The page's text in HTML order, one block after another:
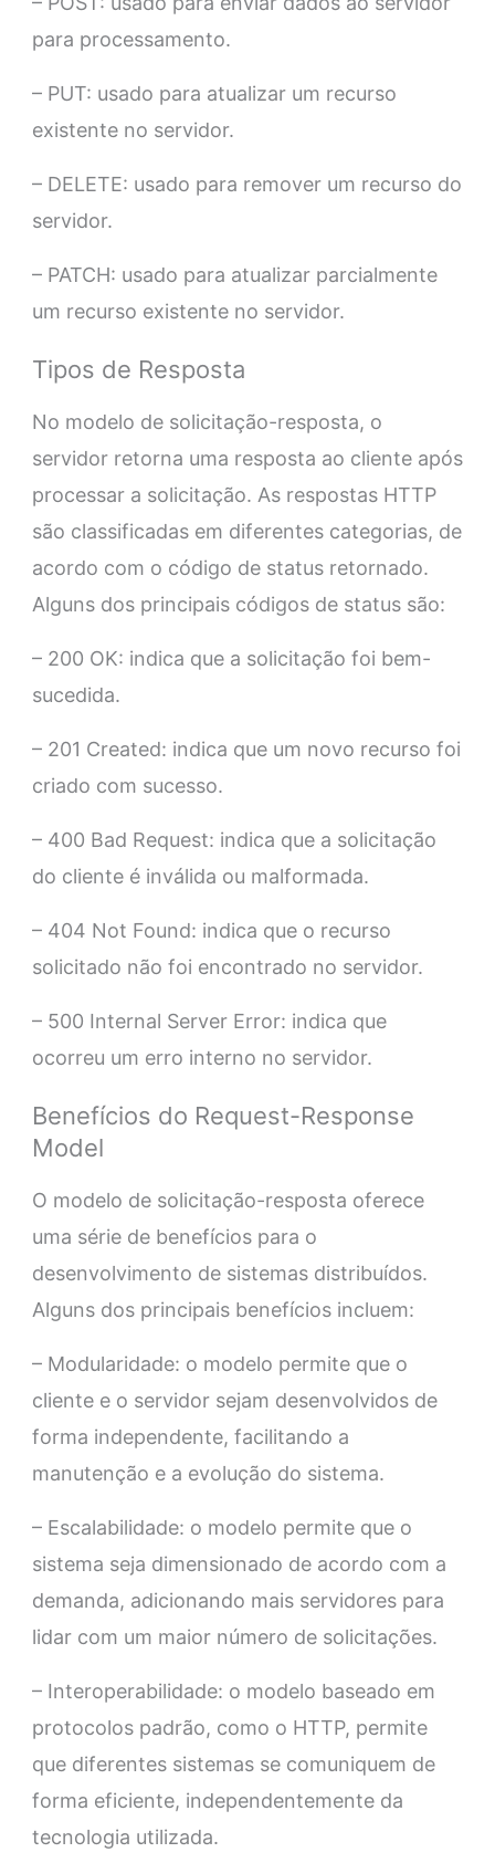
para processamento.
– PUT: usado para atualizar um recurso
existente no servidor.
– DELETE: usado para remover um recurso do
servidor.
– PATCH: usado para atualizar parcialmente
um recurso existente no servidor.
Tipos de Resposta
No modelo de solicitação-resposta, o
servidor retorna uma resposta ao cliente após
processar a solicitação. As respostas HTTP
são classificadas em diferentes categorias, de
acordo com o código de status retornado.
Alguns dos principais códigos de status são:
– 200 OK: indica que a solicitação foi bem-
sucedida.
– 201 Created: indica que um novo recurso foi
criado com sucesso.
– 400 Bad Request: indica que a solicitação
do cliente é inválida ou malformada.
– 404 Not Found: indica que o recurso
solicitado não foi encontrado no servidor.
– 500 Internal Server Error: indica que
ocorreu um erro interno no servidor.
Benefícios do Request-Response
Model
O modelo de solicitação-resposta oferece
uma série de benefícios para o
desenvolvimento de sistemas distribuídos.
Alguns dos principais benefícios incluem:
– Modularidade: o modelo permite que o
cliente e o servidor sejam desenvolvidos de
forma independente, facilitando a
manutenção e a evolução do sistema.
– Escalabilidade: o modelo permite que o
sistema seja dimensionado de acordo com a
demanda, adicionando mais servidores para
lidar com um maior número de solicitações.
– Interoperabilidade: o modelo baseado em
protocolos padrão, como o HTTP, permite
que diferentes sistemas se comuniquem de
forma eficiente, independentemente da
tecnologia utilizada.